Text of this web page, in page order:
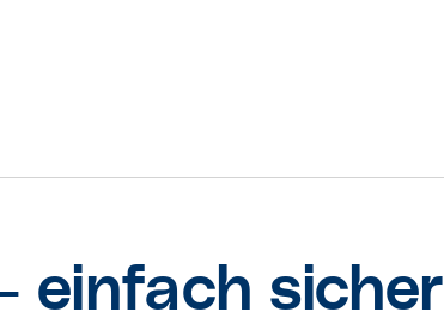
einfach sicher